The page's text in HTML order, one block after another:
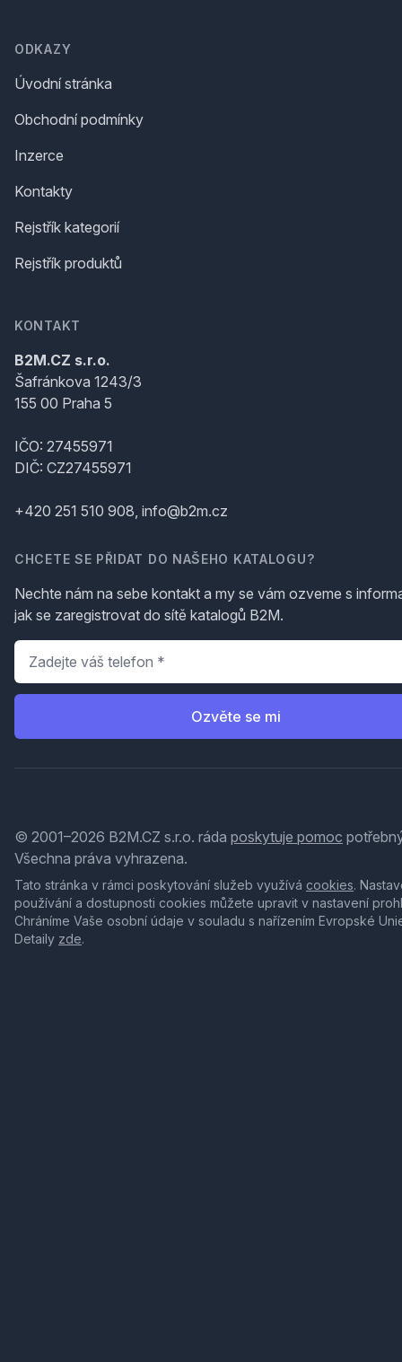
ODKAZY
Úvodní stránka
Obchodní podmínky
Inzerce
Kontakty
Rejstřík kategorií
Rejstřík produktů
KONTAKT
B2M.CZ s.r.o.
Šafránkova 1243/3
155 00 Praha 5
IČO: 27455971
DIČ: CZ27455971
+420 251 510 908, info@b2m.cz
CHCETE SE PŘIDAT DO NAŠEHO KATALOGU?
Nechte nám na sebe kontakt a my se vám ozveme s
jak se zaregistrovat do sítě katalogů B2M.
Telefon
Ozvěte se mi
© 2001–2026 B2M.CZ s.r.o. ráda poskytuje pomoc
Všechna práva vyhrazena.
Tato stránka v rámci poskytování služeb využívá cookies.
používání a dostupnosti cookies můžete upravit v nastavení
Chráníme Vaše osobní údaje v souladu s nařízením Evropské
Detaily zde.